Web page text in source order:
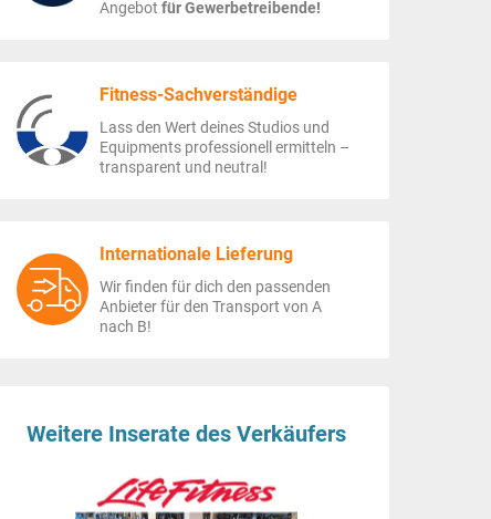
Angebotfür Gewerbetreibende!
Fitness-Sachverständige
Lass den Wert deines Studios und
Equipments professionell ermitteln –
transparent und neutral!
Internationale Lieferung
Wir finden für dich den passenden
Anbieter für den Transport von A
nach B!
Weitere Inserate des Verkäufers